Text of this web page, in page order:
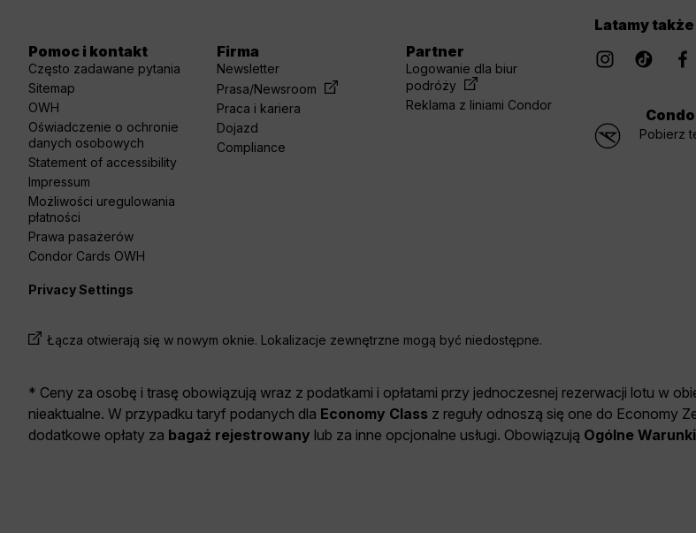
Pomoc i kontakt
Często zadawane pytania
Sitemap
OWH
Oświadczenie o ochronie
danych osobowych
Statement of accessibility
Impressum
Możliwości uregulowania
płatności
Prawa pasażerów
Condor Cards OWH
Firma
Newsletter
Prasa/Newsroom
Praca i kariera
Dojazd
Compliance
Partner
Logowanie dla biur
podróży
Reklama z liniami Condor
Latamy także
Pobierz
Privacy Settings
Łącza otwierają się w nowym oknie. Lokalizacje zewnętrzne mogą być niedostępne.
* Ceny za osobę i trasę obowiązują wraz z podatkami i opłatami przy jednoczesnej rezerwacji lotu w
nieaktualne. W przypadku taryf podanych dla Economy Class z reguły odnoszą się one do Economy
dodatkowe opłaty za bagaż rejestrowany lub za inne opcjonalne usługi. Obowiązują Ogólne